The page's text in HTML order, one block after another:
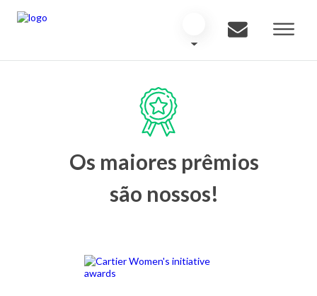
Os maiores prêmios
são nossos!